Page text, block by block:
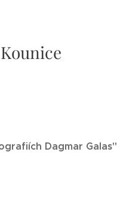
Dagmar Galas"